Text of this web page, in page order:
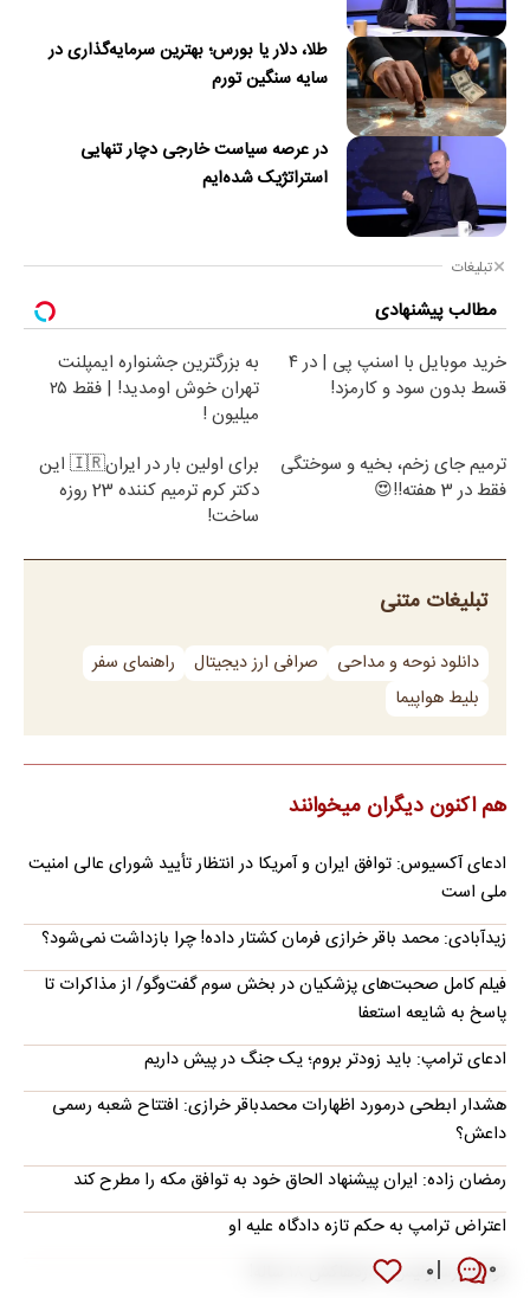
۰ ۰
طلا، دلار یا بورس؛ بهترین سرمایه‌گذاری در
سایه سنگین تورم
در عرصه سیاست خارجی دچار تنهایی
استراتژیک شده‌ایم
تبلیغات
مطالب پیشنهادی
خرید موبایل با اسنپ پی | در ۴
قسط بدون سود و کارمزد!
به بزرگترین جشنواره ایمپلنت
تهران خوش اومدید! | فقط ۲۵
میلیون !
ترمیم جای زخم، بخیه و سوختگی
فقط در 3 هفته!!😍
برای اولین بار در ایران🇮🇷 این
دکتر کرم ترمیم کننده 23 روزه
ساخت!
تبلیغات متنی
دانلود نوحه و مداحی صرافی ارز دیجیتال
راهنمای سفر
بلیط هواپیما
هم اکنون دیگران میخوانند
ادعای آکسیوس: توافق ایران و آمریکا در انتظار تأیید شورای عالی امنیت
ملی است
زیدآبادی: محمد باقر خرازی فرمان کشتار داده! چرا بازداشت نمی‌شود؟
فیلم کامل صحبت‌های پزشکیان در بخش سوم گفت‌وگو/ از مذاکرات تا
پاسخ به شایعه استعفا
ادعای ترامپ: باید زودتر بروم؛ یک جنگ در پیش داریم
هشدار ابطحی درمورد اظهارات محمدباقر خرازی: افتتاح شعبه رسمی
داعش؟
رمضان زاده: ایران پیشنهاد الحاق خود به توافق مکه را مطرح کند
اعتراض ترامپ به حکم تازه دادگاه علیه او
توافق پرسپولیس با اژدهاکش ۱۸ ساله!